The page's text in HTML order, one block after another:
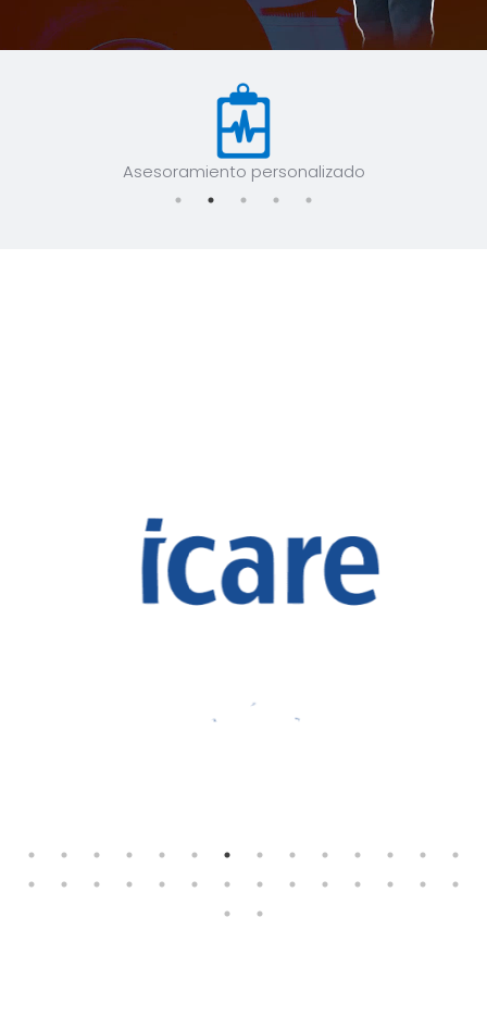
Asesoramiento personalizado